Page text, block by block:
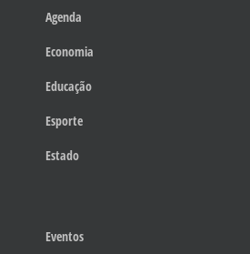
Agenda
Economia
Educação
Esporte
Estado
Eventos